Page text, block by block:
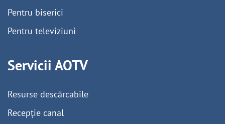
Pentru biserici
Pentru televiziuni
Servicii AOTV
Resurse descărcabile
Recepție canal